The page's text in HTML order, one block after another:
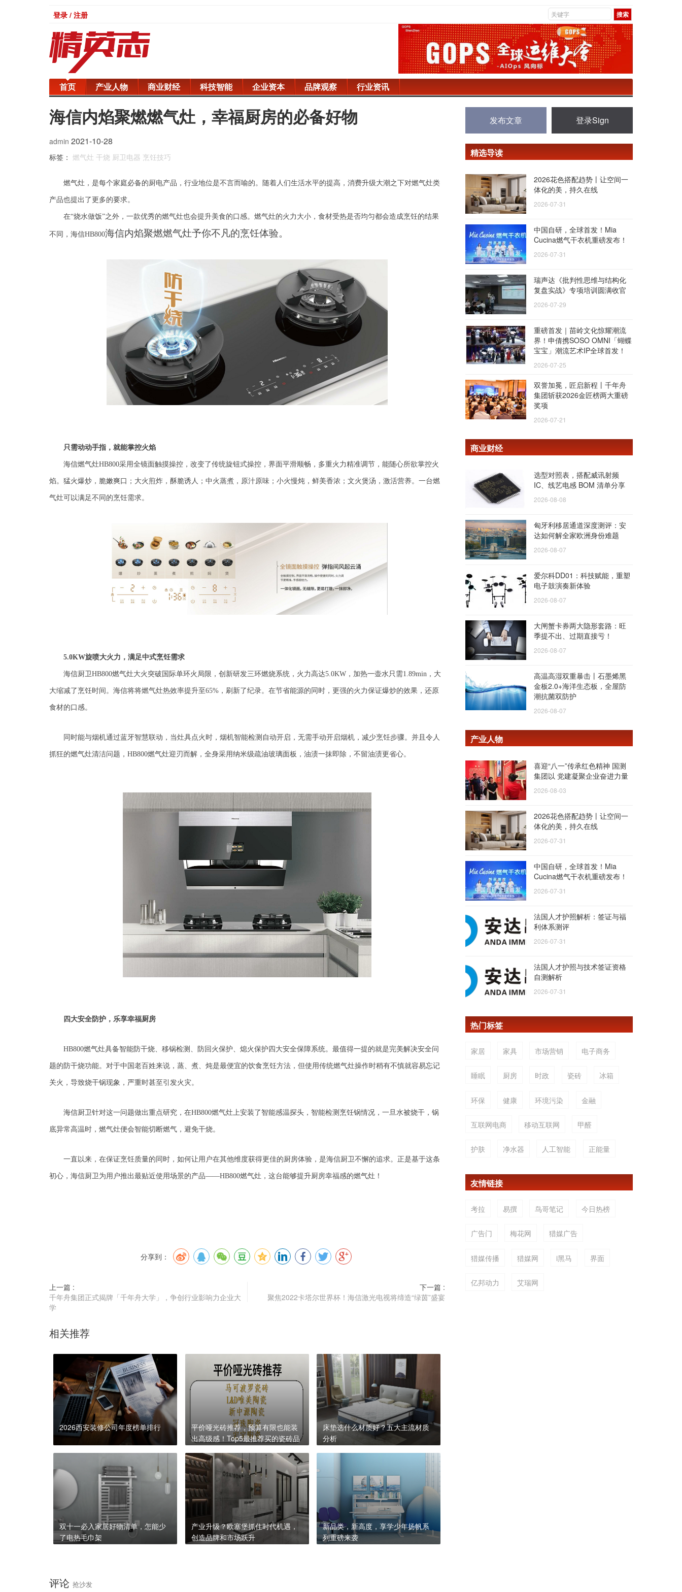
登录 / 注册
首页 产业人物 商业财经 科技智能 企业资本 品牌观察 行业资讯
海信内焰聚燃燃气灶，幸福厨房的必备好物
admin 2021-10-28
标签： 燃气灶 干烧 厨卫电器 烹饪技巧
燃气灶，是每个家庭必备的厨电产品，行业地位是不言而喻的。 随着人们生活水平的提高，消费升级大潮之下对燃气灶类
产品也提出了更多的要求。
在“烧水做饭”之外， 一款优秀的燃气灶也会提升美食的口感。燃气灶的火力大小，食材受热是否均匀都会造成烹饪的结果
不同，海信HB800海信内焰聚燃燃气灶予你不凡的烹饪体验。
只需动动手指，就能掌控火焰
海信燃气灶HB800采用全镜面触摸操控，改变了传统旋钮式操控，界面平滑顺畅，多重火力精准调节，能随心所欲掌控火
焰。猛火爆炒，脆嫩爽口；大火煎炸，酥脆诱人；中火蒸煮，原汁原味；小火慢炖，鲜美香浓；文火煲汤，激活营养。一台燃
气灶可以满足不同的烹饪需求。
5.0KW旋喷大火力，满足中式烹饪需求
海信厨卫HB800燃气灶大火突破国际单环火局限，创新研发三环燃烧系统 ， 火力高达5.0KW ，加热一壶水只需1.89min ，大
大缩减了烹饪时间。海信将将燃气灶热效率提升至65%，刷新了纪录。在节省能源的同时，更强的火力保证爆炒的效果，还原
食材的口感。
同时能与烟机通过蓝牙智慧联动，当灶具点火时，烟机智能检测自动开启，无需手动开启烟机，减少烹饪步骤。并且令人
抓狂的燃气灶清洁问题， HB800燃气灶迎刃而解，全身采用纳米级疏油玻璃面板，油渍一抹即除，不留油渍更省心。
四大安全防护，乐享幸福厨房
HB800燃气灶具备智能防干烧、移锅检测、防回火保护、熄火保护四大安全保障系统。 最值得一提的就是完美解决安全问
题的防干烧功能。对于中国老百姓来说，蒸、煮、炖是最便宜的饮食烹饪方法，但使用传统燃气灶操作时稍有不慎就容易忘记
关火，导致烧干锅现象，严重时甚至引发火灾。
海信厨卫针对这一问题做出重点研究， 在HB800燃气灶上安装了智能感温探头，智能检测烹饪锅情况，一旦水被烧干，锅
底异常高温时，燃气灶便会智能切断燃气，避免干烧。
一直以来，在保证烹饪质量的同时，如何让用户在其他维度获得更佳的厨房体验，是海信厨卫不懈的追求。正是基于这条
初心， 海信厨卫为用户推出最贴近使用场景的产品——HB800燃气灶，这台能够提升厨房幸福感的燃气灶！
分享到：
上一篇 :
千年舟集团正式揭牌「千年舟大学」，争创行业影响力企业大
学
下一篇 :
聚焦2022卡塔尔世界杯！海信激光电视将缔造“绿茵”盛宴
相关推荐
2026西安装修公司年度榜单排行
​平价哑光砖推荐，预算有限也能装
出高级感！Top5最推荐买的瓷砖品
床垫选什么材质好？五大主流材质
分析
双十一必入家居好物清单，怎能少
了电热毛巾架
产业升级？欧塞堡抓住时代机遇，
创造品牌和市场跃升
新品类，新高度，享学少年扬帆系
列重磅来袭
评论 抢沙发
发布文章 登录Sign
精选导读
2026花色搭配趋势丨让空间一
体化的美，持久在线
2026-07-31
中国自研，全球首发！Mia
Cucina燃气干衣机重磅发布！
2026-07-31
瑞声达《批判性思维与结构化
复盘实战》专项培训圆满收官
2026-07-29
重磅首发｜苗岭文化惊耀潮流
界！申倩携SOSO OMNI「蝴蝶
宝宝」潮流艺术IP全球首发！
2026-07-25
双誉加冕，匠启新程丨千年舟
集团斩获2026金匠榜两大重磅
奖项
2026-07-21
商业财经
选型对照表，搭配威讯射频
IC、线艺电感 BOM 清单分享
2026-08-08
匈牙利移居通道深度测评：安
达如何解全家欧洲身份难题
2026-08-07
爱尔科DD01：科技赋能，重塑
电子鼓演奏新体验
2026-08-07
大闸蟹卡券两大隐形套路：旺
季提不出、过期直接亏！
2026-08-07
高温高湿双重暴击丨石墨烯黑
金板2.0+海洋生态板，全屋防
潮抗菌双防护
2026-08-07
产业人物
喜迎“八一”传承红色精神 国测
集团以 党建凝聚企业奋进力量
2026-08-03
2026花色搭配趋势丨让空间一
体化的美，持久在线
2026-07-31
中国自研，全球首发！Mia
Cucina燃气干衣机重磅发布！
2026-07-31
法国人才护照解析：签证与福
利体系测评
2026-07-31
法国人才护照与技术签证资格
自测解析
2026-07-31
热门标签
家居 家具 市场营销 电子商务
睡眠 厨房 时政 瓷砖 冰箱
环保 健康 环境污染 金融
互联网电商 移动互联网 甲醛
护肤 净水器 人工智能 正能量
友情链接
考拉 易撰 鸟哥笔记 今日热榜
广告门 梅花网 猎媒广告
猎媒传播 猎媒网 i黑马 界面
亿邦动力 艾瑞网